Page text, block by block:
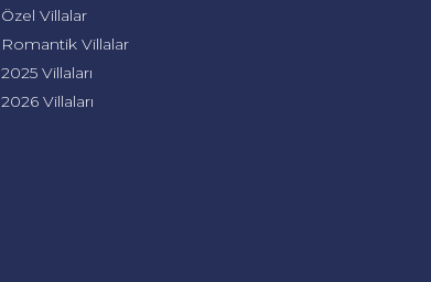
Özel Villalar
Romantik Villalar
2025 Villaları
2026 Villaları